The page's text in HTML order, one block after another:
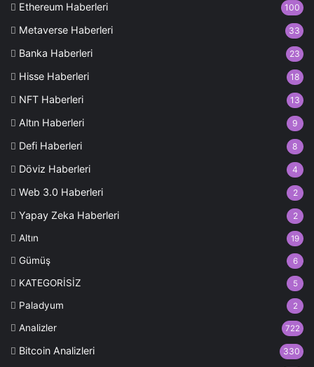
Ethereum Haberleri 100
Metaverse Haberleri 33
Banka Haberleri 23
Hisse Haberleri 18
NFT Haberleri 13
Altın Haberleri 9
Defi Haberleri 8
Döviz Haberleri 4
Web 3.0 Haberleri 2
Yapay Zeka Haberleri 2
Altın 19
Gümüş 6
KATEGORİSİZ 5
Paladyum 2
Analizler 722
Bitcoin Analizleri 330